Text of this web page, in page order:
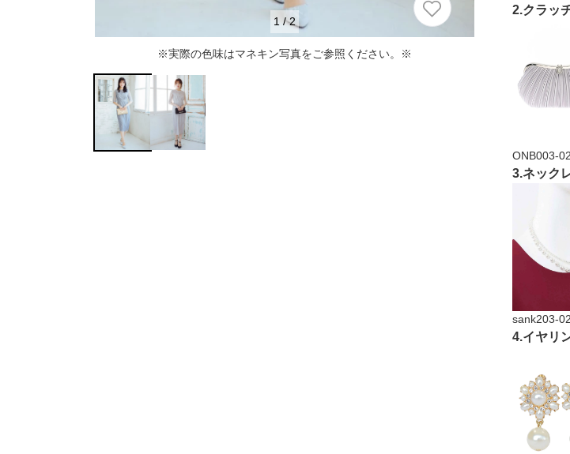
同窓会に着ていきたい憧れドレスはこれ
ワンランク上を叶える謝恩会ドレス
好印象セレモニーコーデ 初めての卒園
式もこれ一着で安心♡
カーディガン
ハンドバッグ
ストラップ付き
フラット
ネックレス
ヘアーアクセサリー
イヤリング
ブラックフォーマル
ブラックフォーマル
小物セット
セレモニースーツ
リクルートスーツ
1 /2
※実際の色味はマネキン写真をご参照ください。※
2.クラッ
ONB003-
3.ネック
sank203-02
4.イヤリ